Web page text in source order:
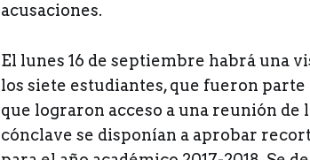
acusaciones.
El lunes 16 de septiembre habrá una
los siete estudiantes, que fueron
que lograron acceso a una reunión de
cónclave se disponían a aprobar